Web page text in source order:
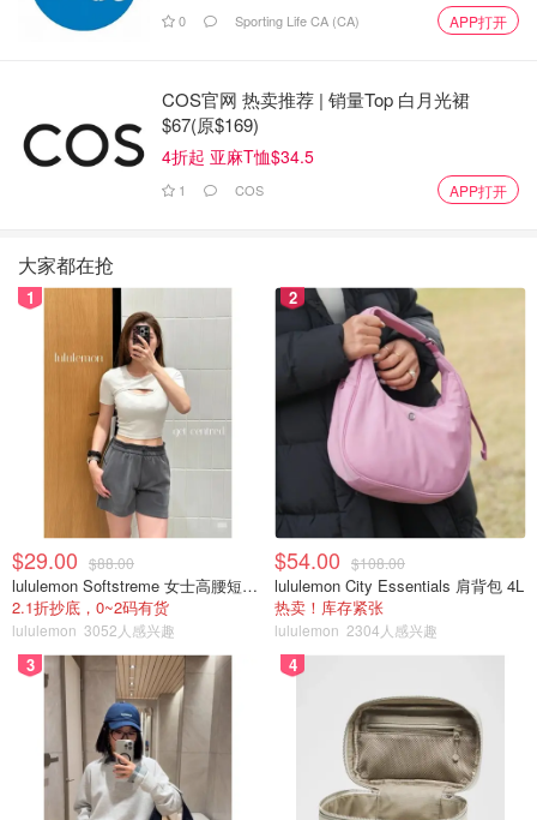
想要投资标准普尔 500 指数的另一种选择吗？
它是为长期持有而设计的。
以下是它的前三大持股：
iShares 核心标普 ETF
iShares 核心标准普尔中型 ETF
加拿大除加拿大以外的全球最佳投资ETF
如果您的投资组合中已经有大量的美国和加拿大股票，而您
正在寻找更多的国际投资机会，并且以欧洲股票为权重，那
是一个值得考虑的可靠选择。
这只 ETF 有一半以上的持股在欧洲，以全球发达市场为目
标，目前持有约 3,900 只股票。
如果您正在考虑一只价格适中的全球ETF，现在正是考虑这
只ETF的好时机。
以下是其持有的前三大股票：
诺和诺德公司
雀巢公司
ASML Holding NV
0 Sporting Life CA (CA) APP打开
COS官网 热卖推荐 | 销量Top 白月光裙
$67(原$169)
4折起 亚麻T恤$34.5
1 COS APP打开
大家都在抢
1
$29.00 $88.00
lululemon Softstreme 女士高腰短裤 10cm
2.1折抄底，0~2码有货
lululemon 3052人感兴趣
2
$54.00 $108.00
lululemon City Essentials 肩背包 4L
热卖！库存紧张
lululemon 2304人感兴趣
3 4